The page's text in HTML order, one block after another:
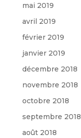
mai 2019
avril 2019
février 2019
janvier 2019
décembre 2018
novembre 2018
octobre 2018
septembre 2018
août 2018